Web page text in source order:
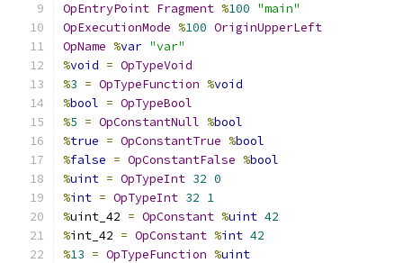
OpEntryPoint Fragment %100 "main"
OpExecutionMode %100 OriginUpperLeft
OpName %var "var"
%void = OpTypeVoid
%3 = OpTypeFunction %void
%bool = OpTypeBool
%5 = OpConstantNull %bool
%true = OpConstantTrue %bool
%false = OpConstantFalse %bool
%uint = OpTypeInt 32 0
%int = OpTypeInt 32 1
%uint_42 = OpConstant %uint 42
%int_42 = OpConstant %int 42
%13 = OpTypeFunction %uint